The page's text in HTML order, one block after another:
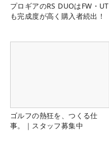
プロギアのRS DUOはFW・UT
も完成度が高く購入者続出！
ゴルフの熱狂を、つくる仕
事。｜スタッフ募集中